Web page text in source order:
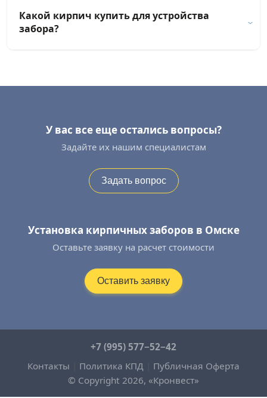
Какой кирпич купить для устройства
забора?
У вас все еще остались вопросы?
Задайте их нашим специалистам
Задать вопрос
Установка кирпичных заборов в Омске
Оставьте заявку на расчет стоимости
Оставить заявку
© Copyright 2026, «Кронвест»
+7 (995) 577−52−42
Контакты
Политика КПД Публичная Оферта